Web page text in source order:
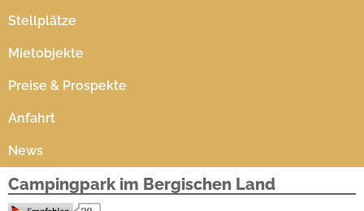
Stellplätze
Mietobjekte
Preise & Prospekte
Anfahrt
News
Campingpark im Bergischen Land